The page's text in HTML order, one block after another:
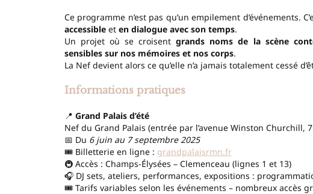
Ce programme n’est pas qu’un empilement d’événements.
accessibleet en dialogue avec son temps.
Un projet où se croisentgrands noms de la scène
sensibles sur nos mémoires et nos corps.
La Nef devient alors ce qu’elle n’a jamais totalement cessé
Informations pratiques
📍 Grand Palais d’été
Nef du Grand Palais (entrée par l’avenue Winston Churchill,
📅 Du 6 juin au 7 septembre 2025
🎟️ Billetterie en ligne : grandpalaisrmn.fr
🚇 Accès : Champs-Élysées – Clemenceau (lignes 1 et 13)
🎧 DJ sets, ateliers, performances, expositions :
🎟️ Tarifs variables selon les événements – nombreux accès